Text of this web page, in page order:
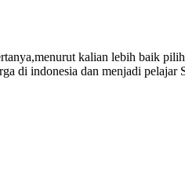
kalian lebih baik
di indonesia dan menjadi pelajar